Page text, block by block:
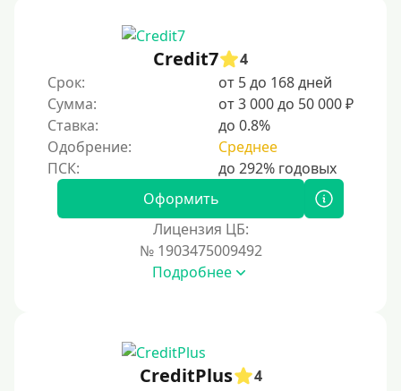
Без посещения офиса
В офисе
В ломбарде
Роботы займов
Онлайн на карту в Telegram
Без списания денег с карты
Денежным переводом
На электронный кошелек
Без привязки карты
Credit7
4
Срок:
от 5 до 168 дней
Сумма:
от 3 000 до 50 000 ₽
Ставка:
до 0.8%
Одобрение:
Среднее
Оформить
Лицензия ЦБ:
№ 1903475009492
Подробнее
CreditPlus
4